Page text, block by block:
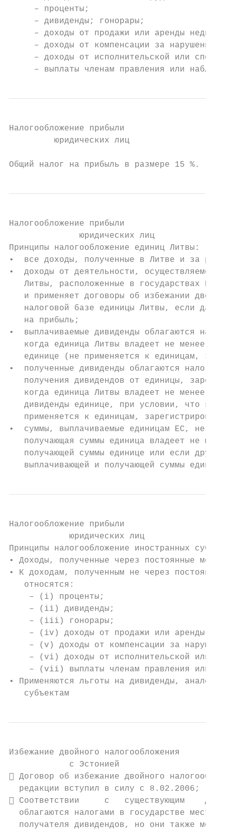
     – проценты;
     – дивиденды; гонорары;
– доходы от продажи или аренды
– доходы от компенсации за нарушение
– доходы от исполнительской или
– выплаты членам правления или
Налогообложение прибыли
         юридических лиц
Общий налог на прибыль в размере 15 %.
Налогообложение прибыли
              юридических лиц
Принципы налогообложение единиц Литвы:
•  все доходы, полученные в Литве и за
•  доходы от деятельности, осуществляемой
Литвы, расположенные в государствах
и применяет договоры об избежании
налоговой базе единицы Литвы, если
   на прибыль;
•  выплачиваемые дивиденды облагаются
когда единица Литвы владеет не менее
единице (не применяется к единицам,
•  полученные дивиденды облагаются
получения дивидендов от единицы,
когда единица Литвы владеет не менее
дивиденды единице, при условии, что
применяется к единицам,
•  суммы, выплачиваемые единицам ЕС, не
получающая суммы единица владеет не
получающей суммы единице или если
выплачивающей и получающей суммы
Налогообложение прибыли
            юридических лиц
Принципы налогообложение иностранных
• Доходы, полученные через постоянные
• К доходам, полученным не через
   относятся:
    – (i) проценты;
    – (ii) дивиденды;
    – (iii) гонорары;
– (iv) доходы от продажи или аренды
– (v) доходы от компенсации за
– (vi) доходы от исполнительской или
– (vii) выплаты членам правления или
• Применяются льготы на дивиденды,
   субъектам
Избежание двойного налогообложения
            с Эстонией
 Договор об избежание двойного
  редакции вступил в силу с 8.02.2006;
 Соответствии     с   существующим
облагаются налогами в государстве места
получателя дивидендов, но они также